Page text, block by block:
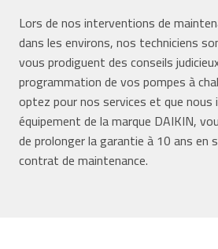
Lors de nos interventions de
dans les environs, nos techniciens
vous prodiguent des conseils
programmation de vos pompes à
optez pour nos services et que nous
équipement de la marque DAIKIN,
de prolonger la garantie à 10 ans en
contrat de maintenance.